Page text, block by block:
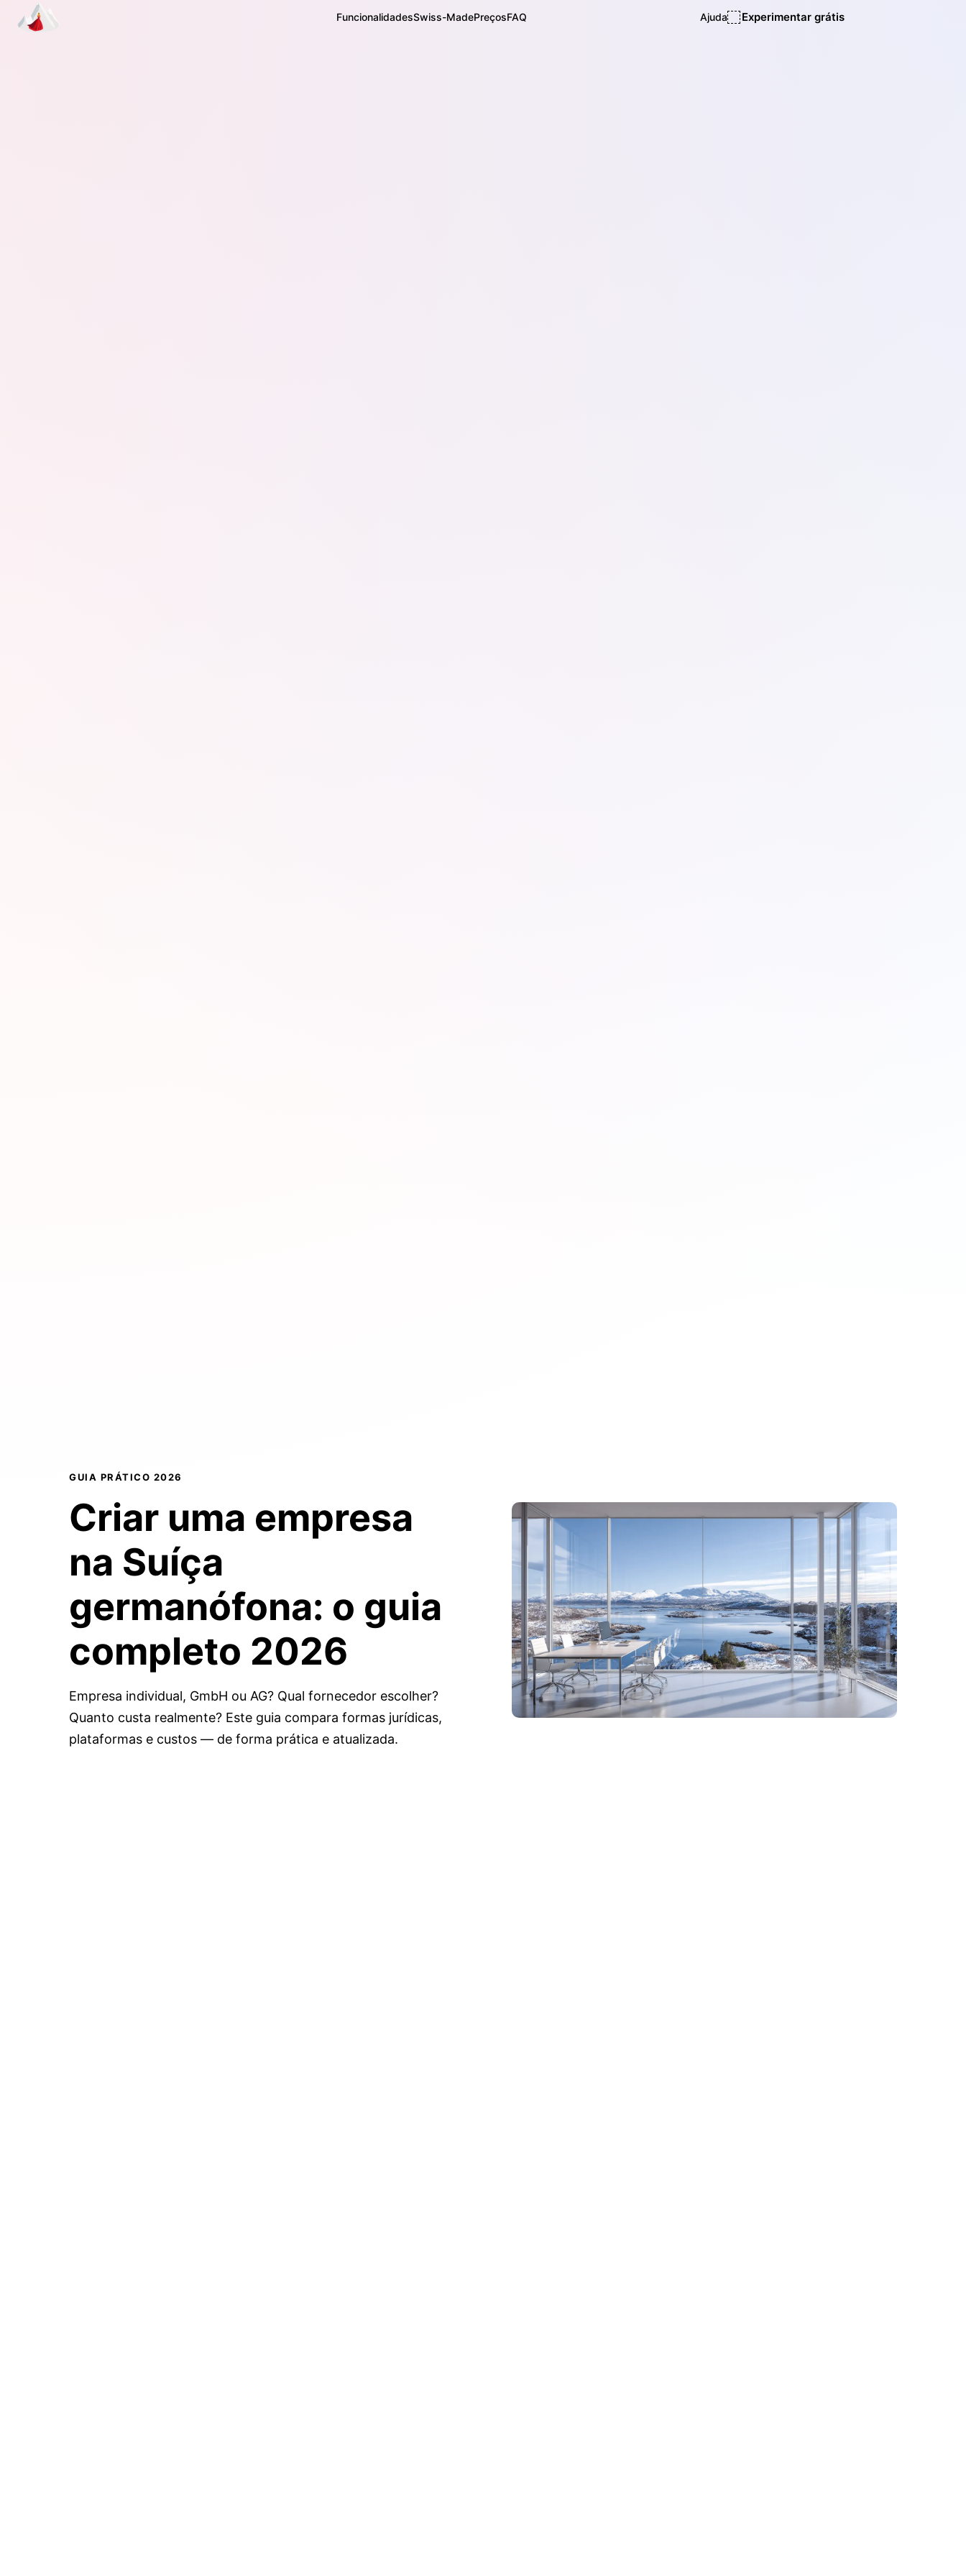
FuncionalidadesSwiss-MadePreçosFAQ Ajuda Experimentar grátis
GUIA PRÁTICO 2026
Criar uma empresa
na Suíça
germanófona: o guia
completo 2026
Empresa individual, GmbH ou AG? Qual fornecedor escolher?
Quanto custa realmente? Este guia compara formas jurídicas,
plataformas e custos — de forma prática e atualizada.